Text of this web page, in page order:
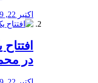
اکتبر 22, 2019
در